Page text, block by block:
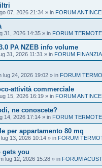
07, 2026 21:34 » in FORUM
31, 2026 14:35 » in FORUM
PA NZEB info volume
31, 2026 11:31 » in FORUM
lug 24, 2026 19:02 » in FORUM
attività commerciale
15, 2026 16:19 » in FORUM
ne conoscete?
14, 2026 17:14 » in FORUM
per appartamento 80 mq
lug 13, 2026 10:14 » in FORUM
gets you
lug 12, 2026 15:28 » in FORUM